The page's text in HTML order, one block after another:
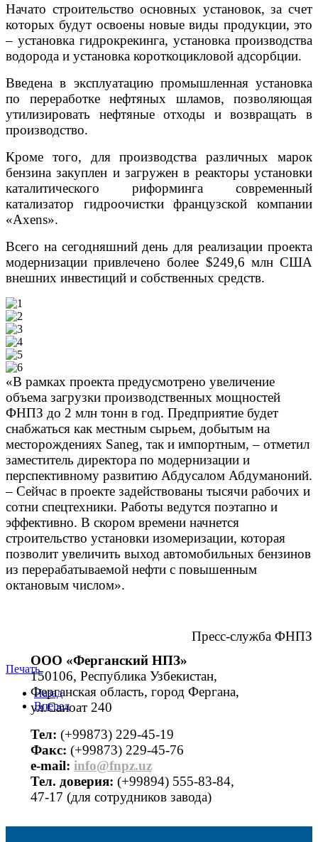
Начато строительство основных установок, за счет
которых будут освоены новые виды продукции, это
– установка гидрокрекинга, установка производства
водорода и установка короткоцикловой адсорбции.
Введена в эксплуатацию промышленная установка
по переработке нефтяных шламов, позволяющая
утилизировать нефтяные отходы и возвращать в
производство.
Кроме того, для производства различных марок
бензина закуплен и загружен в реакторы установки
каталитического риформинга современный
катализатор гидроочистки французской компании
«Axens».
Всего на сегодняшний день для реализации проекта
модернизации привлечено более $249,6 млн США
внешних инвестиций и собственных средств.
«В рамках проекта предусмотрено увеличение
объема загрузки производственных мощностей
ФНПЗ до 2 млн тонн в год. Предприятие будет
снабжаться как местным сырьем, добытым на
месторождениях Saneg, так и импортным, – отметил
заместитель директора по модернизации и
перспективному развитию Абдусалом Абдуманоний.
– Сейчас в проекте задействованы тысячи рабочих и
сотни спецтехники. Работы ведутся поэтапно и
эффективно. В скором времени начнется
строительство установки изомеризации, которая
позволит увеличить выход автомобильных бензинов
из перерабатываемой нефти с повышенным
октановым числом».
Пресс-служба ФНПЗ
Печать
Назад
Вперед
ООО «Ферганский НПЗ»
150106, Республика Узбекистан,
Ферганская область, город Фергана,
ул.Саноат 240
Тел: (+99873) 229-45-19
Факс: (+99873) 229-45-76
е-mail: info@fnpz.uz
Тел. доверия: (+99894) 555-83-84,
47-17 (для сотрудников завода)